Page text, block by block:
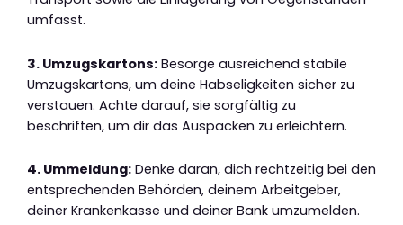
umfasst.
3. Umzugskartons: Besorge ausreichend stabile
Umzugskartons, um deine Habseligkeiten sicher zu
verstauen. Achte darauf, sie sorgfältig zu
beschriften, um dir das Auspacken zu erleichtern.
4. Ummeldung: Denke daran, dich rechtzeitig bei den
entsprechenden Behörden, deinem Arbeitgeber,
deiner Krankenkasse und deiner Bank umzumelden.